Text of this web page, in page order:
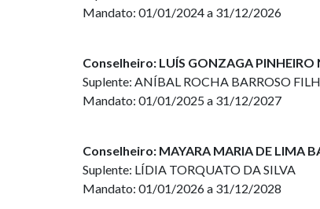
Mandato: 01/01/2024 a 31/12/2026
Conselheiro: LUÍS GONZAGA PINHEIRO
Suplente: ANÍBAL ROCHA BARROSO
Mandato: 01/01/2025 a 31/12/2027
Conselheiro: MAYARA MARIA DE LIMA
Suplente: LÍDIA TORQUATO DA SILVA
Mandato: 01/01/2026 a 31/12/2028